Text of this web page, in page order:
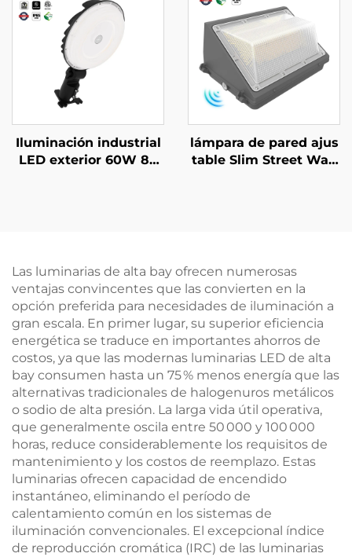
tables en CCT y poten
cia para proyectos de c
onstrucción o renovaci
Garaje
Iluminación industrial
LED exterior 60W 80
a
lámpara de pared ajus
table Slim Street Wall
Las luminarias de alta bay ofrecen numerosas
ventajas convincentes que las convierten en la
opción preferida para necesidades de iluminación a
gran escala. En primer lugar, su superior eficiencia
energética se traduce en importantes ahorros de
costos, ya que las modernas luminarias LED de alta
bay consumen hasta un 75 % menos energía que las
alternativas tradicionales de halogenuros metálicos
o sodio de alta presión. La larga vida útil operativa,
que generalmente oscila entre 50 000 y 100 000
horas, reduce considerablemente los requisitos de
mantenimiento y los costos de reemplazo. Estas
luminarias ofrecen capacidad de encendido
instantáneo, eliminando el período de
calentamiento común en los sistemas de
iluminación convencionales. El excepcional índice
de reproducción cromática (IRC) de las luminarias